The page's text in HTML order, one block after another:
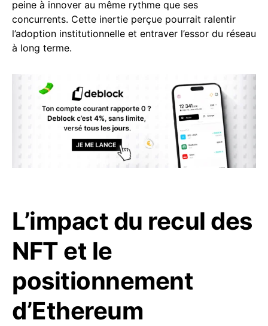
peine à innover au même rythme que ses
concurrents. Cette inertie perçue pourrait ralentir
l’adoption institutionnelle et entraver l’essor du réseau
à long terme.
L’impact du recul des
NFT et le
positionnement
d’Ethereum